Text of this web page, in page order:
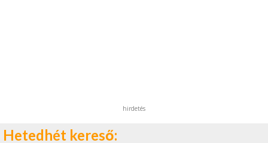
hirdetés
Hetedhét kereső: